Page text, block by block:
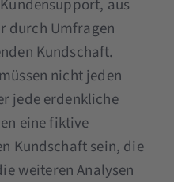
aus
durch Umfragen
Kundschaft.
nicht jeden
jede erdenkliche
eine fiktive
Kundschaft sein, die
weiteren Analysen